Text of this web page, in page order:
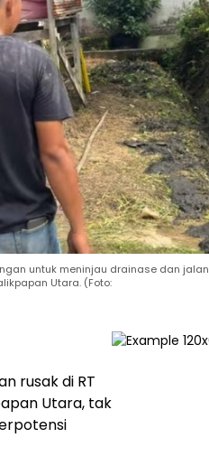
untuk meninjau drainase dan jalan
Utara. (Foto:
rusak di RT
Utara, tak